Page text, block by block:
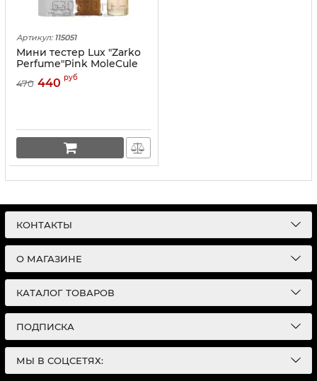
Артикул: 115051
Мини тестер Lux "Zarko
Рerfume"Pink MoleCule
090.09 Eau de Parfum"40
ml
470 440 руб
КОНТАКТЫ
О МАГАЗИНЕ
КАТАЛОГ ТОВАРОВ
ПОДПИСКА
МЫ В СОЦСЕТЯХ: